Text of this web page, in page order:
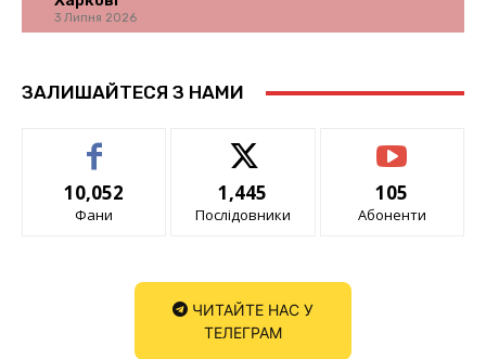
3 Липня 2026
ЗАЛИШАЙТЕСЯ З НАМИ
10,052
Фани
1,445
Послідовники
105
Абоненти
ЧИТАЙТЕ НАС У
ТЕЛЕГРАМ